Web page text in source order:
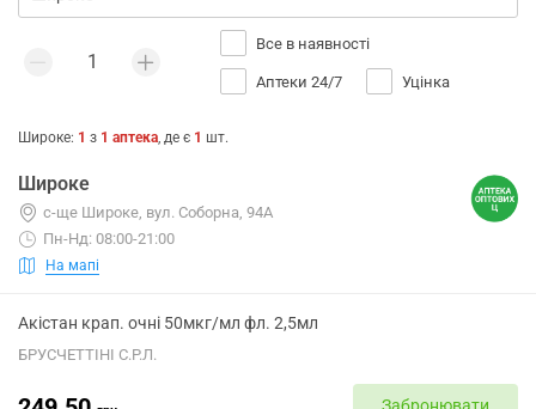
Все в наявності
Аптеки 24/7 Уцінка
Широке: 1 з 1 аптека, де є 1 шт.
Широке
с-ще Широке, вул. Соборна, 94А
Пн-Нд: 08:00-21:00
На мапі
Акістан крап. очні 50мкг/мл фл. 2,5мл
БРУСЧЕТТІНІ С.Р.Л.